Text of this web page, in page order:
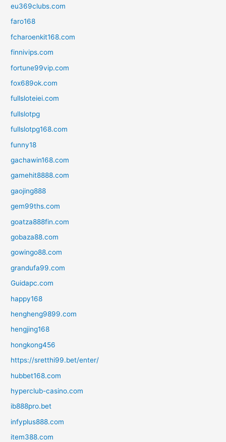
eu369clubs.com
faro168
fcharoenkit168.com
finnivips.com
fortune99vip.com
fox689ok.com
fullsloteiei.com
fullslotpg
fullslotpg168.com
funny18
gachawin168.com
gamehit8888.com
gaojing888
gem99ths.com
goatza888fin.com
gobaza88.com
gowingo88.com
grandufa99.com
Guidapc.com
happy168
hengheng9899.com
hengjing168
hongkong456
https://sretthi99.bet/enter/
hubbet168.com
hyperclub-casino.com
ib888pro.bet
infyplus888.com
item388.com